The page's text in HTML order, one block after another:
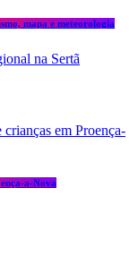
mapa e meteorologia
a-Nova